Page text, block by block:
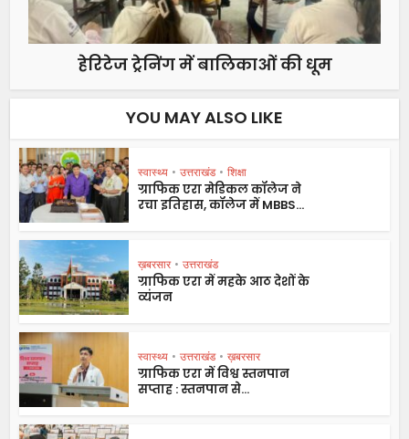
हेरिटेज ट्रेनिंग में बालिकाओं की धूम
YOU MAY ALSO LIKE
स्वास्थ्य • उत्तराखंड • शिक्षा
ग्राफिक एरा मेडिकल कॉलेज ने
रचा इतिहास, कॉलेज में MBBS...
ख़बरसार • उत्तराखंड
ग्राफिक एरा में महके आठ देशों के
व्यंजन
स्वास्थ्य • उत्तराखंड • ख़बरसार
ग्राफिक एरा में विश्व स्तनपान
सप्ताह : स्तनपान से...